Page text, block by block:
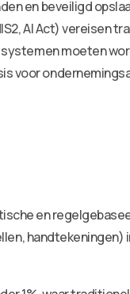
en beveiligd
AI Act) vereisen
moeten
voor
en
handtekeningen)